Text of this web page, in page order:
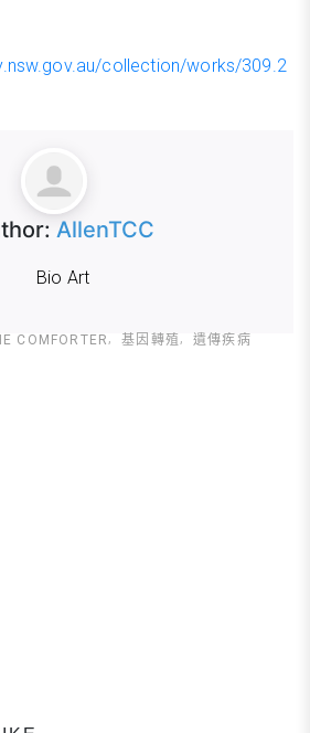
collection/works/309.2
AllenTCC
Bio Art
COMFORTER 基因轉殖 遺傳疾病